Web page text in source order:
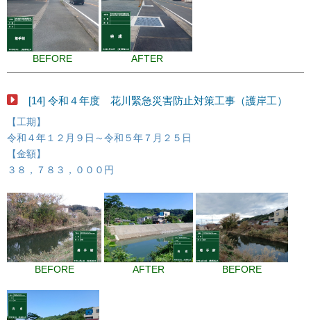
BEFORE AFTER
[14] 令和４年度 花川緊急災害防止対策工事（護岸工）
【工期】
令和４年１２月９日～令和５年７月２５日
【金額】
３８，７８３，０００円
BEFORE AFTER BEFORE